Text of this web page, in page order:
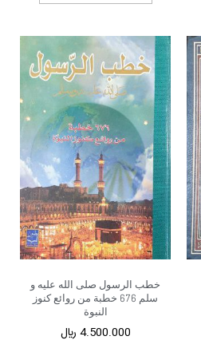
خطب الرسول صلی الله علیه و
سلم 676 خطبة من روائع کنوز
النبوة
4.500.000 ﷼